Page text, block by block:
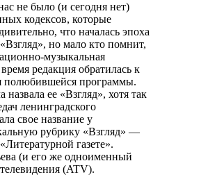
не было (и сегодня нет)
кодексов, которые
что началась эпоха
но мало кто помнит,
музыкальная
редакция обратилась к
полюбившейся программы.
ее «Взгляд», хотя так
ленинградского
свое название у
рубрику «Взгляд» —
газете».
(и его же одноименный
(ATV).